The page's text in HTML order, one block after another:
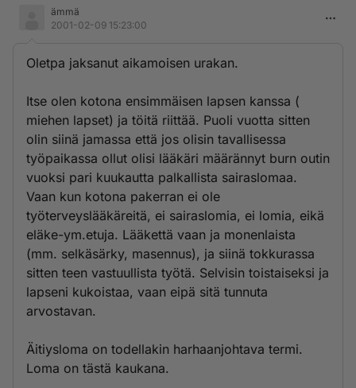
ämmä
2001-02-09 15:23:00
Oletpa jaksanut aikamoisen urakan.
Itse olen kotona ensimmäisen lapsen kanssa (
miehen lapset) ja töitä riittää. Puoli vuotta sitten
olin siinä jamassa että jos olisin tavallisessa
työpaikassa ollut olisi lääkäri määrännyt burn outin
vuoksi pari kuukautta palkallista sairaslomaa.
Vaan kun kotona pakerran ei ole
työterveyslääkäreitä, ei sairaslomia, ei lomia, eikä
eläke-ym.etuja. Lääkettä vaan ja monenlaista
(mm. selkäsärky, masennus), ja siinä tokkurassa
sitten teen vastuullista työtä. Selvisin toistaiseksi ja
lapseni kukoistaa, vaan eipä sitä tunnuta
arvostavan.
Äitiysloma on todellakin harhaanjohtava termi.
Loma on tästä kaukana.